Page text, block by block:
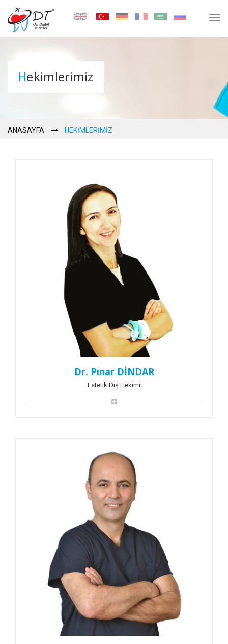
Hekimlerimiz
ANASAYFA HEKIMLERIMIZ
Dr. Pınar DİNDAR
Estetik Diş Hekimi